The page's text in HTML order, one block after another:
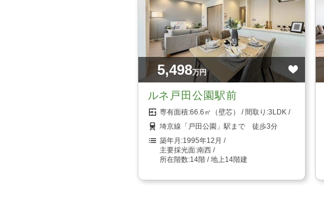
5,498万円
ルネ戸田公園駅前
66.6㎡（壁芯）
3LDK
埼京線「戸田公園」駅まで 徒歩3分
1995年12月
南西
14階 / 地上14階建